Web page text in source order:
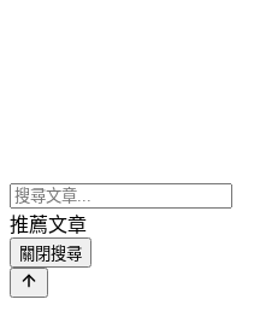
推薦文章
關閉搜尋